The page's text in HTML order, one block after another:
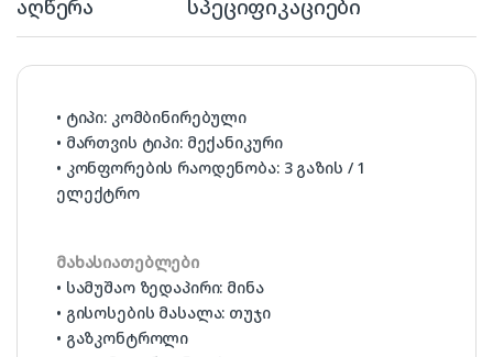
აღწერა სპეციფიკაციები
• ტიპი: კომბინირებული
• მართვის ტიპი: მექანიკური
• კონფორების რაოდენობა: 3 გაზის / 1
ელექტრო
მახასიათებლები
• სამუშაო ზედაპირი: მინა
• გისოსების მასალა: თუჯი
• გაზკონტროლი